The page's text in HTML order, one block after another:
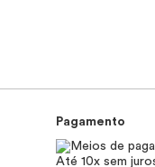
Pagamento
Até 10x sem